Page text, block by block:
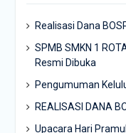
Realisasi Dana
SPMB SMKN 1
Resmi Dibuka
Pengumuman
REALISASI DANA
Upacara Hari